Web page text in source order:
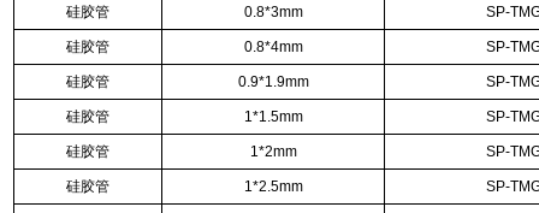
硅胶管 0.8*3mm SP-
硅胶管 0.8*4mm SP-
硅胶管 0.9*1.9mm SP-
硅胶管 1*1.5mm SP-
硅胶管 1*2mm SP-
硅胶管 1*2.5mm SP-